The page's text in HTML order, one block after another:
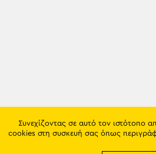
Συνεχίζοντας σε αυτό τον ιστότοπο
cookies στη συσκευή σας όπως